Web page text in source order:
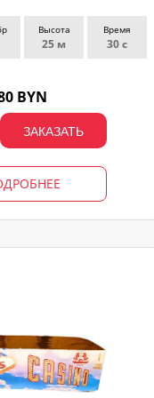
Высота
25 м
Время
30 с
BYN
ЗАКАЗАТЬ